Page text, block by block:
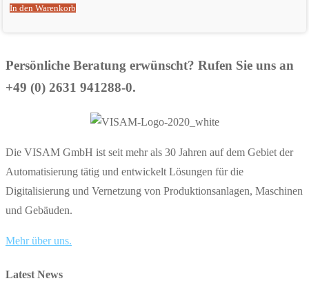
In den Warenkorb
Persönliche Beratung erwünscht? Rufen Sie uns an
+49 (0) 2631 941288-0.
Die VISAM GmbH ist seit mehr als 30 Jahren auf dem Gebiet der
Automatisierung tätig und entwickelt Lösungen für die
Digitalisierung und Vernetzung von Produktionsanlagen, Maschinen
und Gebäuden.
Mehr über uns.
Latest News